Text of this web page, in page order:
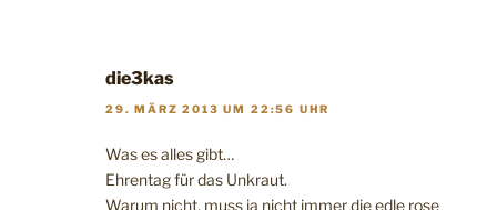
die3kas
29. MÄRZ 2013 UM 22:56 UHR
Was es alles gibt…
Ehrentag für das Unkraut.
Warum nicht, muss ja nicht immer die edle rose